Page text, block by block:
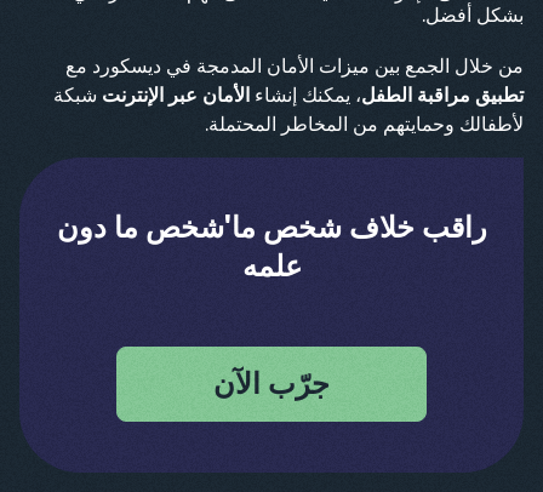
بشكل أفضل.
من خلال الجمع بين ميزات الأمان المدمجة في ديسكورد مع
تطبيق مراقبة الطفل، يمكنك إنشاء الأمان عبر الإنترنت شبكة
لأطفالك وحمايتهم من المخاطر المحتملة.
راقب خلاف شخص ما'شخص ما دون
علمه
جرّب الآن